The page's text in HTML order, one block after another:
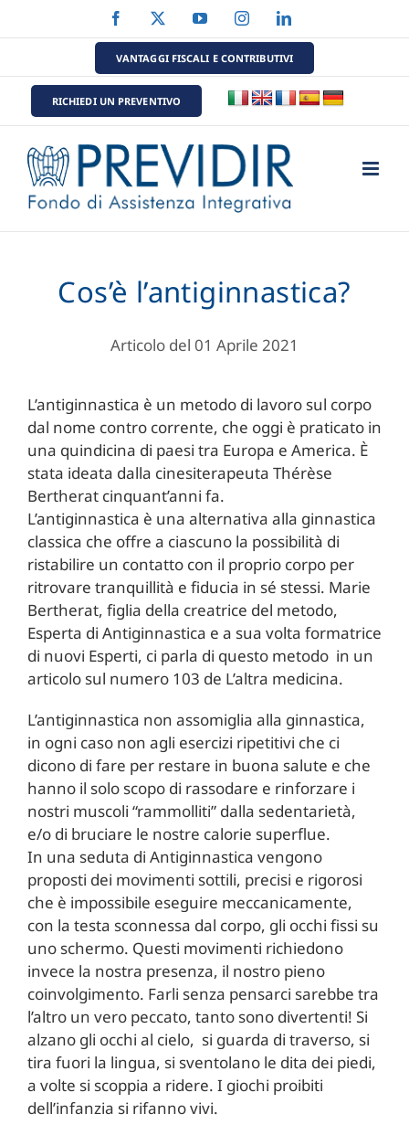
al
Facebook YouTubeInstagramLinkedIn
VANTAGGI FISCALI E CONTRIBUTIVI
RICHIEDI UN PREVENTIVO
Cos’è l’antiginnastica?
Articolo del 01 Aprile 2021
L’antiginnastica è un metodo di lavoro sul corpo
dal nome contro corrente, che oggi è praticato in
una quindicina di paesi tra Europa e America. È
stata ideata dalla cinesiterapeuta Thérèse
Bertherat cinquant’anni fa.
L’antiginnastica è una alternativa alla ginnastica
classica che offre a ciascuno la possibilità di
ristabilire un contatto con il proprio corpo per
ritrovare tranquillità e fiducia in sé stessi. Marie
Bertherat, figlia della creatrice del metodo,
Esperta di Antiginnastica e a sua volta formatrice
di nuovi Esperti, ci parla di questo metodo in un
articolo sul numero 103 de L’altra medicina.
L’antiginnastica non assomiglia alla ginnastica,
in ogni caso non agli esercizi ripetitivi che ci
dicono di fare per restare in buona salute e che
hanno il solo scopo di rassodare e rinforzare i
nostri muscoli “rammolliti” dalla sedentarietà,
e/o di bruciare le nostre calorie superflue.
In una seduta di Antiginnastica vengono
proposti dei movimenti sottili, precisi e rigorosi
che è impossibile eseguire meccanicamente,
con la testa sconnessa dal corpo, gli occhi fissi su
uno schermo. Questi movimenti richiedono
invece la nostra presenza, il nostro pieno
coinvolgimento. Farli senza pensarci sarebbe tra
l’altro un vero peccato, tanto sono divertenti! Si
alzano gli occhi al cielo, si guarda di traverso, si
tira fuori la lingua, si sventolano le dita dei piedi,
a volte si scoppia a ridere. I giochi proibiti
dell’infanzia si rifanno vivi.